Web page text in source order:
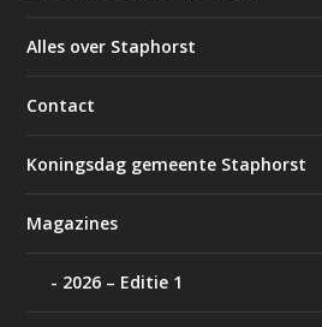
Alles over Staphorst
Contact
Koningsdag gemeente Staphorst
Magazines
2026 – Editie 1